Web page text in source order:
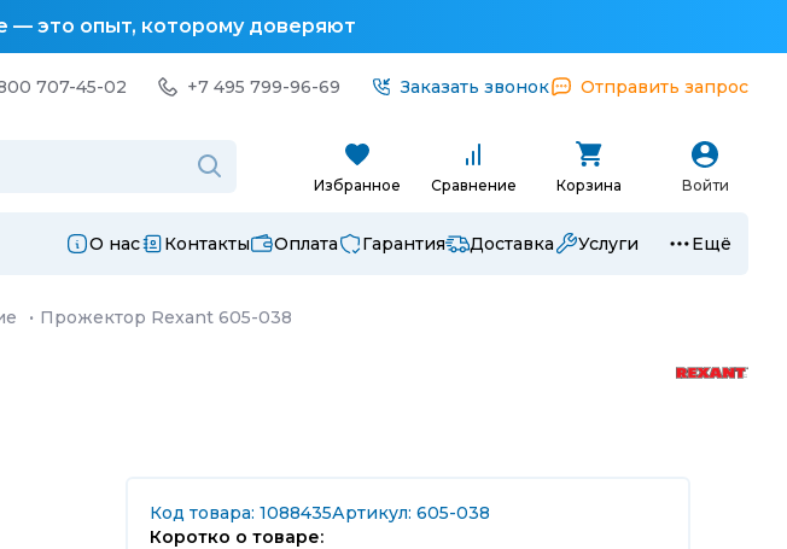
— это опыт, которому доверяют
707-45-02 +7 495 799-96-69 Заказать звонок Отправить запрос
Избранное Сравнение Корзина Войти
О нас Контакты Оплата Гарантия Доставка Услуги Ещё
· Прожектор Rexant 605-038
Код товара: 1088435Артикул: 605-038
Коротко о товаре: